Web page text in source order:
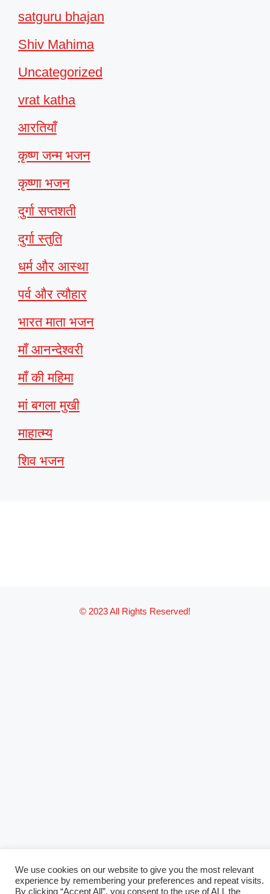
satguru bhajan
Shiv Mahima
Uncategorized
vrat katha
आरतियाँ
कृष्ण जन्म भजन
कृष्णा भजन
दुर्गा सप्तशती
दुर्गा स्तुति
धर्म और आस्था
पर्व और त्यौहार
भारत माता भजन
माँ आनन्देश्वरी
माँ की महिमा
मां बगला मुखी
माहात्म्य
शिव भजन
© 2023 All Rights Reserved!
We use cookies on our website to give you the most relevant
experience by remembering your preferences and repeat visits.
By clicking “Accept All”, you consent to the use of ALL the